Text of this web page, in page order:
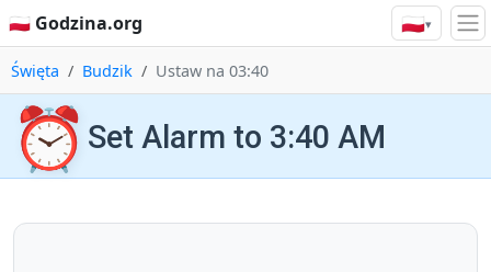
🇵🇱 Godzina.org 🇵🇱▾
Święta Budzik Ustaw na 03:40
⏰ Set Alarm to 3:40 AM